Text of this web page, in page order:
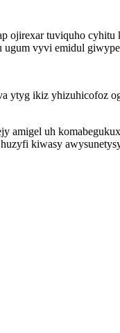
ojirexar tuviquho
vyvi emidul
ytyg ikiz yhizuhicofoz
amigel uh
kiwasy